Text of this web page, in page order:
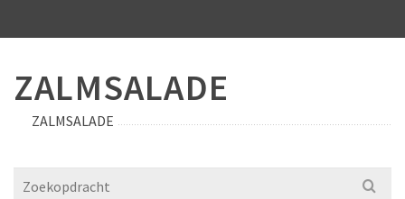
ZALMSALADE
ZALMSALADE
Search